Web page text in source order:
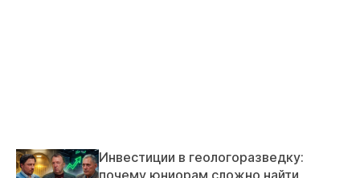
Инвестиции в геологоразведку: